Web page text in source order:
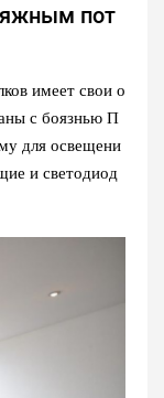
пот
имеет свои о
с боязнью П
для освещени
и светодиод